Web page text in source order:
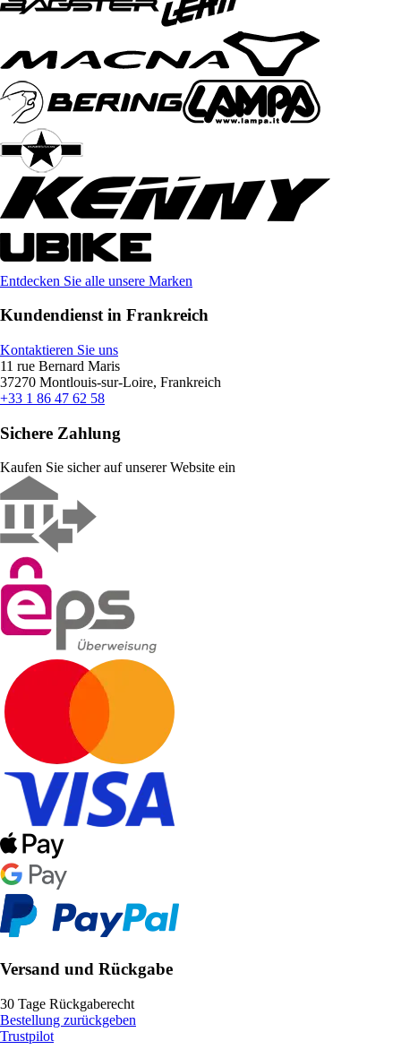
Entdecken Sie alle unsere Marken
Kundendienst in Frankreich
Kontaktieren Sie uns
11 rue Bernard Maris
37270 Montlouis-sur-Loire, Frankreich
+33 1 86 47 62 58
Sichere Zahlung
Kaufen Sie sicher auf unserer Website ein
Versand und Rückgabe
30 Tage Rückgaberecht
Bestellung zurückgeben
Trustpilot